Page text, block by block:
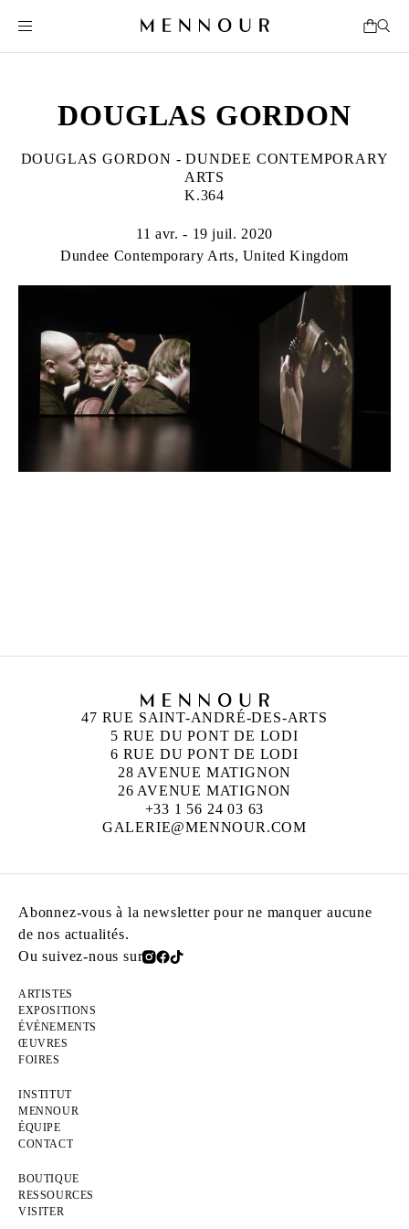
DOUGLAS GORDON
DOUGLAS GORDON - DUNDEE CONTEMPORARY
ARTS
K.364
11 avr. - 19 juil. 2020
Dundee Contemporary Arts, United Kingdom
47 RUE SAINT-ANDRÉ-DES-ARTS
5 RUE DU PONT DE LODI
6 RUE DU PONT DE LODI
28 AVENUE MATIGNON
26 AVENUE MATIGNON
+33 1 56 24 03 63
GALERIE@MENNOUR.COM
Abonnez-vous à la newsletter pour ne manquer aucune
de nos actualités.
Ou suivez-nous sur
ARTISTES
EXPOSITIONS
ÉVÉNEMENTS
ŒUVRES
FOIRES
INSTITUT
MENNOUR
ÉQUIPE
CONTACT
BOUTIQUE
RESSOURCES
VISITER